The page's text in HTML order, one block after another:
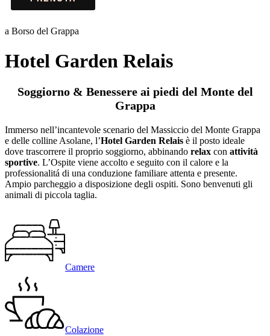
a Borso del Grappa
Hotel Garden Relais
Soggiorno & Benessere ai piedi del Monte del
Grappa
Immerso nell’incantevole scenario del Massiccio del Monte Grappa
e delle colline Asolane, l’Hotel Garden Relais è il posto ideale
dove trascorrere il proprio soggiorno, abbinando relax con attività
sportive. L’Ospite viene accolto e seguito con il calore e la
professionalitá di una conduzione familiare attenta e presente.
Ampio parcheggio a disposizione degli ospiti. Sono benvenuti gli
animali di piccola taglia.
Camere
Colazione